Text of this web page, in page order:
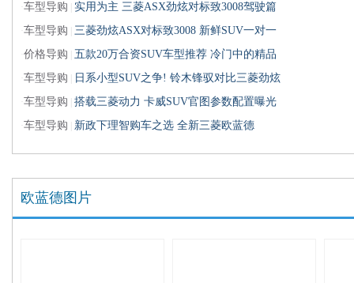
车型导购 实用为主 三菱ASX劲炫对标致3008驾驶篇
车型导购 三菱劲炫ASX对标致3008 新鲜SUV一对一
价格导购 五款20万合资SUV车型推荐 冷门中的精品
车型导购 日系小型SUV之争! 铃木锋驭对比三菱劲炫
车型导购 搭载三菱动力 卡威SUV官图参数配置曝光
车型导购 新政下理智购车之选 全新三菱欧蓝德
欧蓝德图片